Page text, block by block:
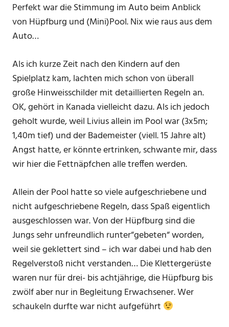
Perfekt war die Stimmung im Auto beim Anblick
von Hüpfburg und (Mini)Pool. Nix wie raus aus dem
Auto…
Als ich kurze Zeit nach den Kindern auf den
Spielplatz kam, lachten mich schon von überall
große Hinweisschilder mit detaillierten Regeln an.
OK, gehört in Kanada vielleicht dazu. Als ich jedoch
geholt wurde, weil Livius allein im Pool war (3x5m;
1,40m tief) und der Bademeister (viell. 15 Jahre alt)
Angst hatte, er könnte ertrinken, schwante mir, dass
wir hier die Fettnäpfchen alle treffen werden.
Allein der Pool hatte so viele aufgeschriebene und
nicht aufgeschriebene Regeln, dass Spaß eigentlich
ausgeschlossen war. Von der Hüpfburg sind die
Jungs sehr unfreundlich runter“gebeten“ worden,
weil sie geklettert sind – ich war dabei und hab den
Regelverstoß nicht verstanden… Die Klettergerüste
waren nur für drei- bis achtjährige, die Hüpfburg bis
zwölf aber nur in Begleitung Erwachsener. Wer
schaukeln durfte war nicht aufgeführt